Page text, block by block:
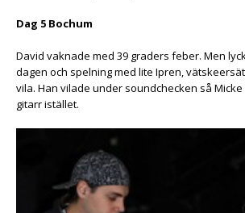
Dag 5 Bochum
David vaknade med 39 graders feber. Men
dagen och spelning med lite Ipren,
vila. Han vilade under soundchecken så
gitarr istället.